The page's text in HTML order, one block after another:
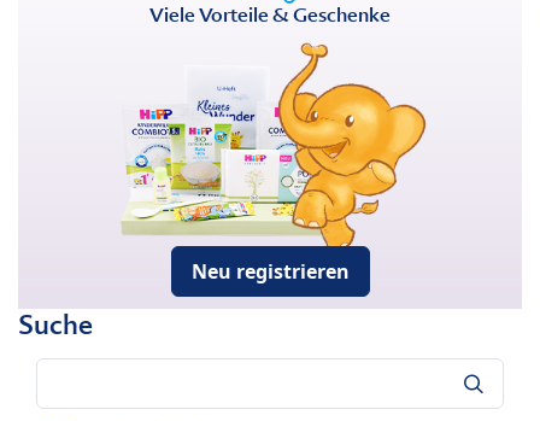
Viele Vorteile & Geschenke
Neu registrieren
Suche